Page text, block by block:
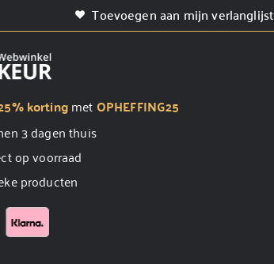
Toevoegen aan mijn verlanglijst
kortingmet OPHEFFING25
3 dagen thuis
op voorraad
producten